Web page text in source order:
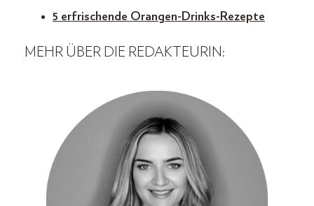
5 erfrischende Orangen-Drinks-Rezepte
MEHR ÜBER DIE REDAKTEURIN: